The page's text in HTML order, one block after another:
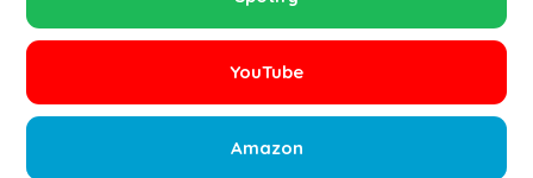
YouTube
Amazon